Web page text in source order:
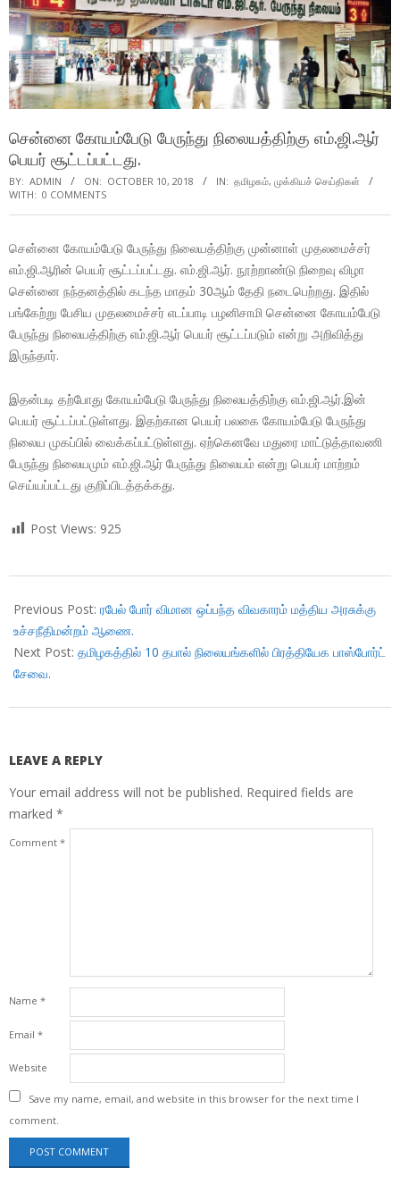
சென்னை கோயம்பேடு பேருந்து நிலையத்திற்கு எம்.ஜி.ஆர்
பெயர் சூட்டப்பட்டது.
BY: ADMIN ON: OCTOBER 10, 2018 IN: தமிழகம், முக்கியச் செய்திகள்
WITH: 0 COMMENTS
சென்னை கோயம்பேடு பேருந்து நிலையத்திற்கு முன்னாள் முதலமைச்சர்
எம்.ஜி.ஆரின் பெயர் சூட்டப்பட்டது. எம்.ஜி.ஆர். நூற்றாண்டு நிறைவு விழா
சென்னை நந்தனத்தில் கடந்த மாதம் 30ஆம் தேதி நடைபெற்றது. இதில்
பங்கேற்று பேசிய முதலமைச்சர் எடப்பாடி பழனிசாமி சென்னை கோயம்பேடு
பேருந்து நிலையத்திற்கு எம்.ஜி.ஆர் பெயர் சூட்டப்படும் என்று அறிவித்து
இருந்தார்.
இதன்படி தற்போது கோயம்பேடு பேருந்து நிலையத்திற்கு எம்.ஜி.ஆர்.இன்
பெயர் சூட்டப்பட்டுள்ளது. இதற்கான பெயர் பலகை கோயம்பேடு பேருந்து
நிலைய முகப்பில் வைக்கப்பட்டுள்ளது. ஏற்கெனவே மதுரை மாட்டுத்தாவணி
பேருந்து நிலையமும் எம்.ஜி.ஆர் பேருந்து நிலையம் என்று பெயர் மாற்றம்
செய்யப்பட்டது குறிப்பிடத்தக்கது.
Post Views: 925
10-
10
Previous Post: ரபேல் போர் விமான ஒப்பந்த விவகாரம் மத்திய அரசுக்கு
உச்சநீதிமன்றம் ஆணை.
Next Post: தமிழகத்தில் 10 தபால் நிலையங்களில் பிரத்தியேக பாஸ்போர்ட்
சேவை.
LEAVE A REPLY
Your email address will not be published. Required fields are
marked *
Comment *
Name *
Email *
Website
Save my name, email, and website in this browser for the next time I
comment.